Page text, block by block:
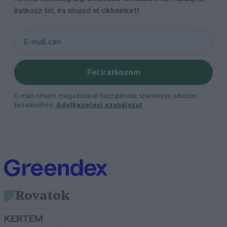
iratkozz fel, és olvasd el cikkeinket!
Feliratkozom
E-mail-címem megadásával hozzájárulok személyes adataim
kezeléséhez. Adatkezelési szabályzat
Rovatok
KERTEM